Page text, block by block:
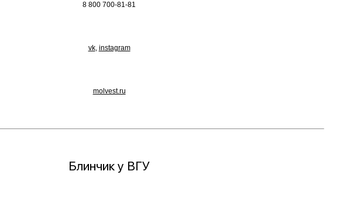
8 800 700-81-81
vk, instagram
molvest.ru
Блинчик у ВГУ